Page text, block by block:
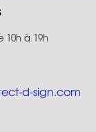
10h à 19h
d-sign.com